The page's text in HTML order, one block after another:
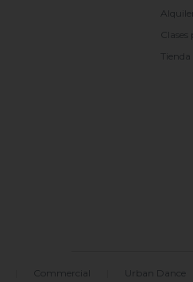
Tienda
Commercial Urban Dance